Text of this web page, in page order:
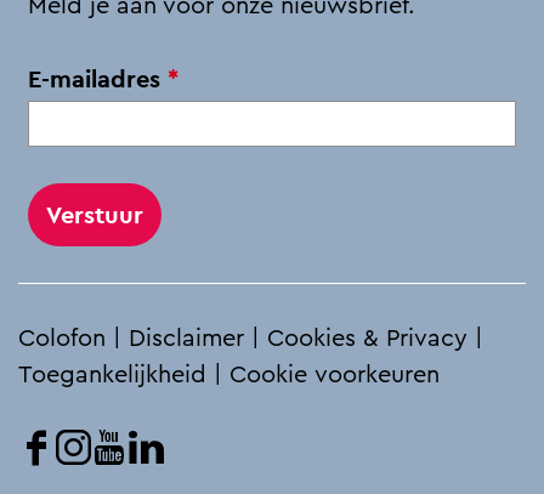
Meld je aan voor onze nieuwsbrief.
E-mailadres *v
r
h
t
Colofon Disclaimer Cookies & Privacy
Toegankelijkheid
Cookie voorkeuren
F
I
Y
L